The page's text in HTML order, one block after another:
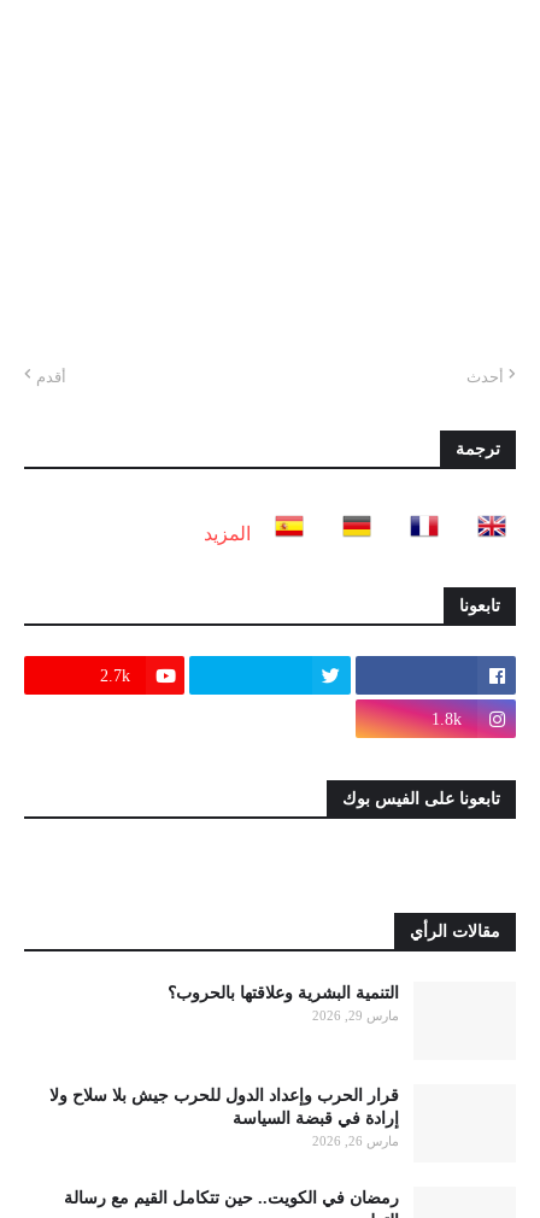
أحدث أقدم
ترجمة
المزيد
تابعونا
2.7k
1.8k
تابعونا على الفيس بوك
مقالات الرأي
التنمية البشرية وعلاقتها بالحروب؟
مارس 29, 2026
قرار الحرب وإعداد الدول للحرب جيش بلا سلاح ولا
إرادة في قبضة السياسة
مارس 26, 2026
رمضان في الكويت.. حين تتكامل القيم مع رسالة